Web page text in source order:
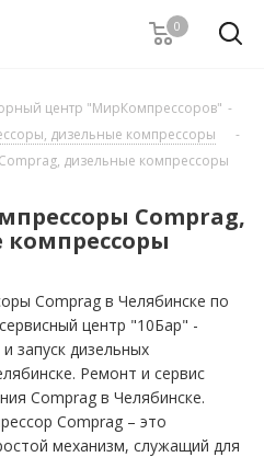
0
центр "МирКомпрессоров" -
дизельные компрессоры
-
дизельные компрессоры
Comprag,
Comprag в Челябинске по
центр "10Бар" -
запуск дизельных
Ремонт и сервис
Comprag в Челябинске.
Comprag – это
механизм, служащий для